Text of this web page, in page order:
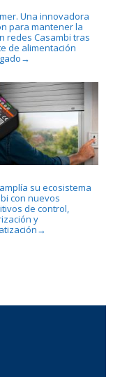
Una innovadora
para mantener la
redes Casambi tras
de alimentación
→
amplía su ecosistema
con nuevos
de control,
y
→